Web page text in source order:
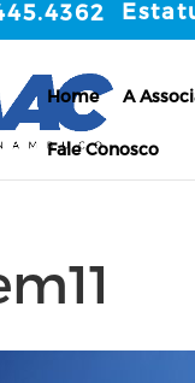
Home A
Fale Conosco